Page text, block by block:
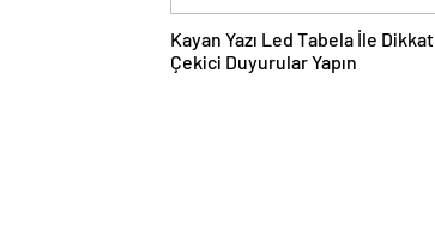
Kayan Yazı Led Tabela İle Dikkat
Çekici Duyurular Yapın